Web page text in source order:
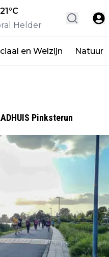
21°C
Helder
en Welzijn Natuur
Pinksterun